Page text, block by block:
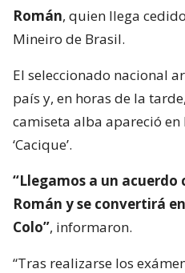
Román, quien llega
Mineiro de Brasil.
El seleccionado nacional
país y, en horas de la
camiseta alba apareció en
‘Cacique’.
“Llegamos a un acuerdo
Román y se convertirá
Colo”, informaron.
“Tras realizarse los